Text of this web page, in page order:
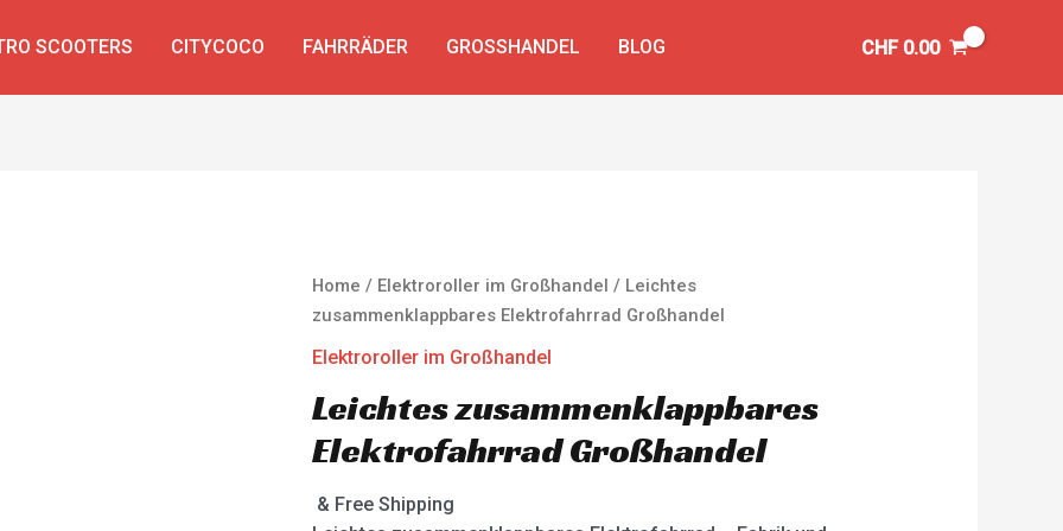
SCOOTERS CITYCOCO FAHRRÄDER GROSSHANDEL BLOG CHF0.00
Home / Elektroroller im Großhandel / Leichtes
zusammenklappbares Elektrofahrrad Großhandel
Elektroroller im Großhandel
Leichtes zusammenklappbares
Elektrofahrrad Großhandel
& Free Shipping